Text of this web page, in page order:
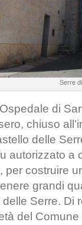
Serre
di
chiuso
delle
autorizzato a
costruire
grandi
Serre. Di
del